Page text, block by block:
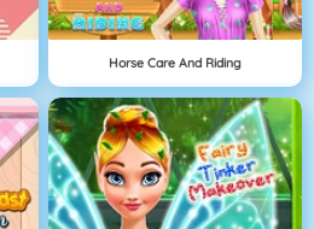
Horse Care And Riding